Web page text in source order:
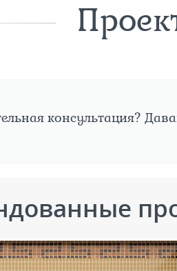
консультация?